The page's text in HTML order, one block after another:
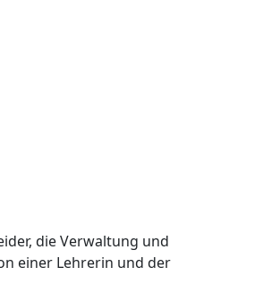
die Verwaltung und
einer Lehrerin und der